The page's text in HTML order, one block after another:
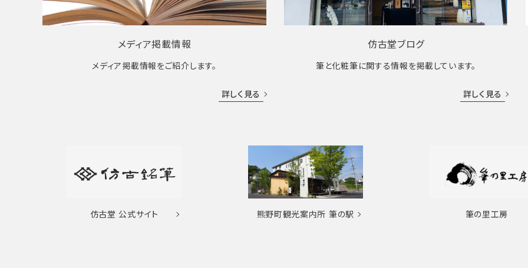
メディア掲載情報
メディア掲載情報をご紹介します。
詳しく見る
仿古堂ブログ
筆と化粧筆に関する情報を掲載しています。
詳しく見る
仿古堂 公式サイト 熊野町観光案内所 筆の駅 筆の里工房